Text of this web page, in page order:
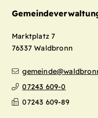
Marktplatz 7
76337 Waldbronn
07243 609-0
07243 609-89